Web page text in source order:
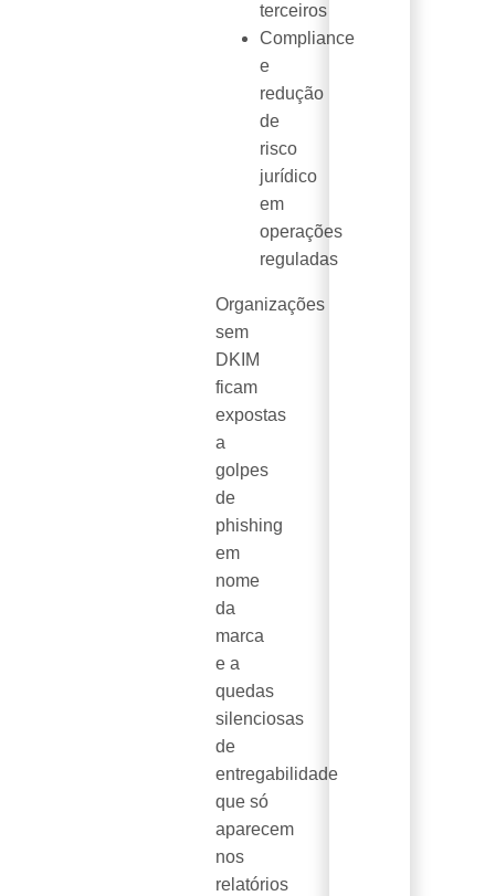
terceiros
Compliance
e
redução
de
risco
jurídico
em
operações
reguladas
Organizações
sem
DKIM
ficam
expostas
a
golpes
de
phishing
em
nome
da
marca
e a
quedas
silenciosas
de
entregabilidade
que só
aparecem
nos
relatórios